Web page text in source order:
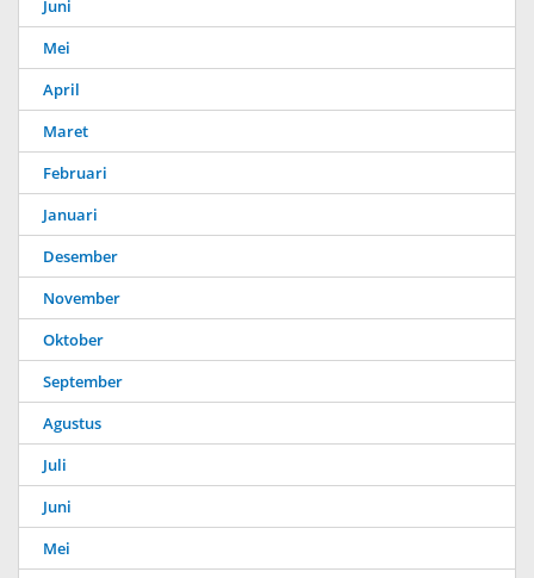
Juni
Mei
April
Maret
Februari
Januari
Desember
November
Oktober
September
Agustus
Juli
Juni
Mei